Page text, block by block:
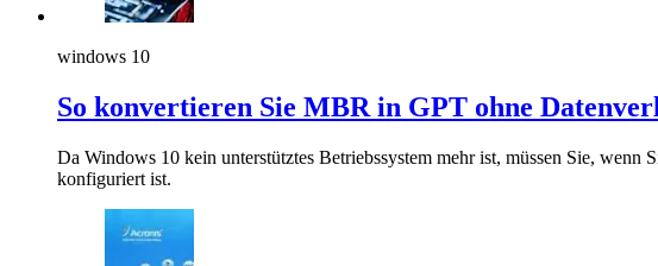
windows 10
So konvertieren Sie MBR in GPT ohne
Da Windows 10 kein unterstütztes Betriebssystem mehr ist, müssen Sie,
konfiguriert ist.